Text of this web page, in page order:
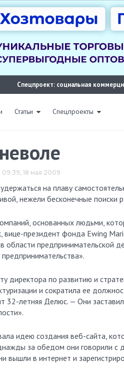
Спецпроект: социальная
Статьи Спецпроекты
09:39, 18 мая 2009
нежели бесконечные поиски
основанных людьми,
президент фонда Ewing
области предпринимательской
директора по развитию и
и сократила ее
32-летняя Делюс. — Они
идею создания веб-сайта,
за обедом они говорили с
вышли в интернет и